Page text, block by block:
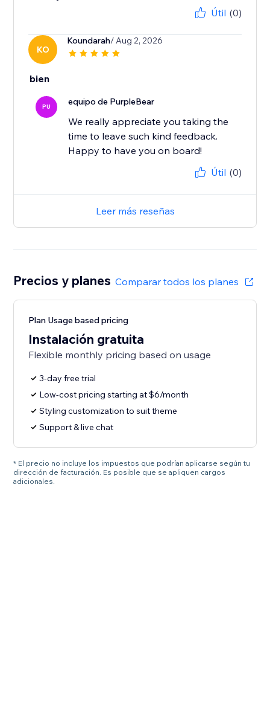
Útil (0)
KO
Koundarah/ Aug 2, 2026
bien
PU equipo de PurpleBear
We really appreciate you taking the
time to leave such kind feedback.
Happy to have you on board!
Útil (0)
Leer más reseñas
Precios y planes Comparar todos los planes
Plan Usage based pricing
Instalación gratuita
Flexible monthly pricing based on usage
3-day free trial
Low-cost pricing starting at $6/month
Styling customization to suit theme
Support & live chat
* El precio no incluye los impuestos que podrían aplicarse según tu
dirección de facturación. Es posible que se apliquen cargos
adicionales.